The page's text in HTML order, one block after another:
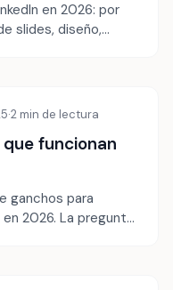
en 2026: por
slides, diseño,
·2 min de lectura
que funcionan
ganchos para
2026. La pregunta,